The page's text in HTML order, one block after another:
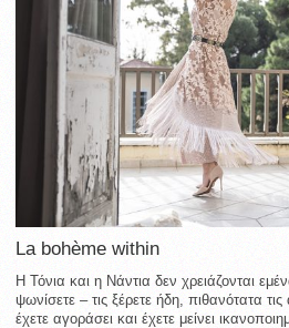
La bohème within
Η Τόνια και η Νάντια δεν χρειάζονται
ψωνίσετε – τις ξέρετε ήδη, πιθανότατα
έχετε αγοράσει και έχετε μείνει